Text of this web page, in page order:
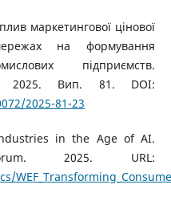
маркетингової цінової
на формування
підприємств.
2025. Вип. 81. DOI:
2025-81-23
in the Age of AI.
2025. URL: